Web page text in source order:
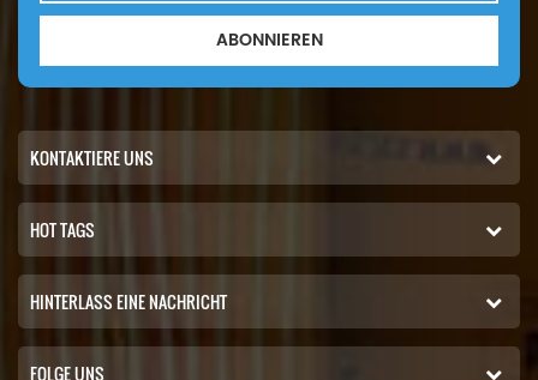
ABONNIEREN
KONTAKTIERE UNS
HOT TAGS
HINTERLASS EINE NACHRICHT
FOLGE UNS